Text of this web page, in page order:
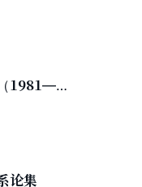
1981—
论集